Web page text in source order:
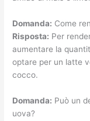
Domanda: Come
Risposta: Per
aumentare la
optare per un latte
cocco.
Domanda: Può un
uova?